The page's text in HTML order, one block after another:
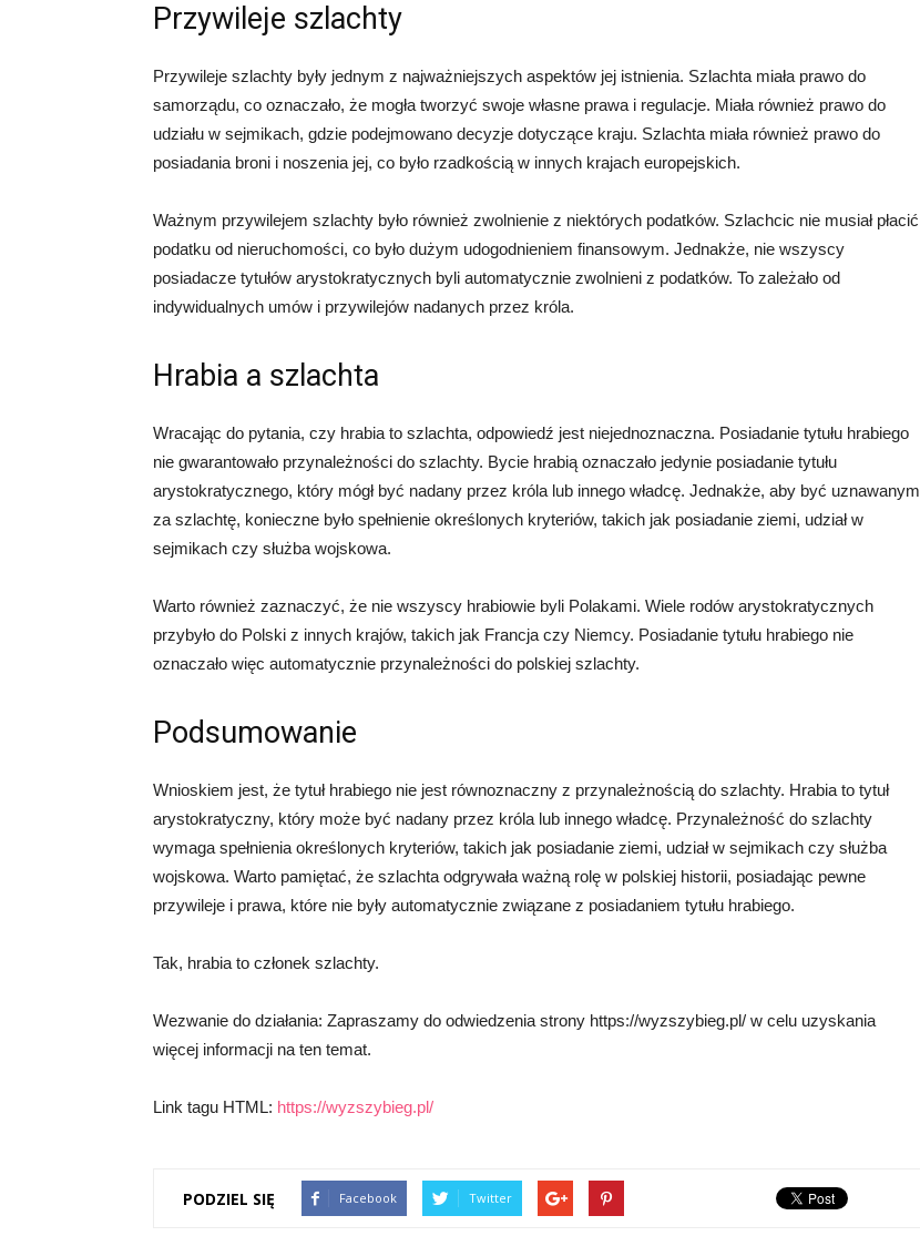
Przywileje szlachty
Przywileje szlachty były jednym z najważniejszych aspektów jej istnienia. Szlachta miała prawo do
samorządu, co oznaczało, że mogła tworzyć swoje własne prawa i regulacje. Miała również prawo do
udziału w sejmikach, gdzie podejmowano decyzje dotyczące kraju. Szlachta miała również prawo do
posiadania broni i noszenia jej, co było rzadkością w innych krajach europejskich.
Ważnym przywilejem szlachty było również zwolnienie z niektórych podatków. Szlachcic nie musiał płacić
podatku od nieruchomości, co było dużym udogodnieniem finansowym. Jednakże, nie wszyscy
posiadacze tytułów arystokratycznych byli automatycznie zwolnieni z podatków. To zależało od
indywidualnych umów i przywilejów nadanych przez króla.
Hrabia a szlachta
Wracając do pytania, czy hrabia to szlachta, odpowiedź jest niejednoznaczna. Posiadanie tytułu hrabiego
nie gwarantowało przynależności do szlachty. Bycie hrabią oznaczało jedynie posiadanie tytułu
arystokratycznego, który mógł być nadany przez króla lub innego władcę. Jednakże, aby być uznawanym
za szlachtę, konieczne było spełnienie określonych kryteriów, takich jak posiadanie ziemi, udział w
sejmikach czy służba wojskowa.
Warto również zaznaczyć, że nie wszyscy hrabiowie byli Polakami. Wiele rodów arystokratycznych
przybyło do Polski z innych krajów, takich jak Francja czy Niemcy. Posiadanie tytułu hrabiego nie
oznaczało więc automatycznie przynależności do polskiej szlachty.
Podsumowanie
Wnioskiem jest, że tytuł hrabiego nie jest równoznaczny z przynależnością do szlachty. Hrabia to tytuł
arystokratyczny, który może być nadany przez króla lub innego władcę. Przynależność do szlachty
wymaga spełnienia określonych kryteriów, takich jak posiadanie ziemi, udział w sejmikach czy służba
wojskowa. Warto pamiętać, że szlachta odgrywała ważną rolę w polskiej historii, posiadając pewne
przywileje i prawa, które nie były automatycznie związane z posiadaniem tytułu hrabiego.
Tak, hrabia to członek szlachty.
Wezwanie do działania: Zapraszamy do odwiedzenia strony https://wyzszybieg.pl/ w celu uzyskania
więcej informacji na ten temat.
Link tagu HTML: https://wyzszybieg.pl/
PODZIEL SIĘ Facebook Twitter